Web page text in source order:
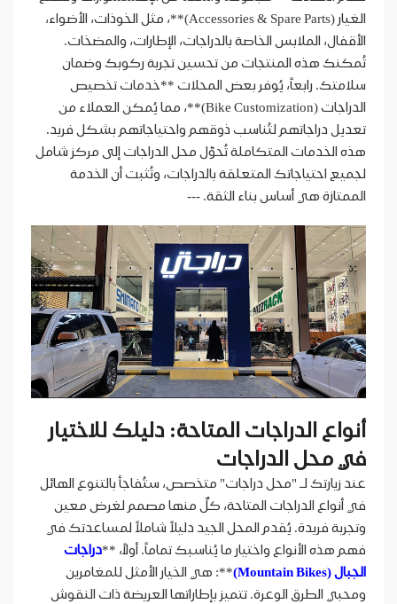
الغيار (Accessories & Spare Parts)**، مثل الخوذات، الأضواء،
الأقفال، الملابس الخاصة بالدراجات، الإطارات، والمضخات.
تُمكنك هذه المنتجات من تحسين تجربة ركوبك وضمان
سلامتك. رابعاً، يُوفر بعض المحلات **خدمات تخصيص
الدراجات (Bike Customization)**، مما يُمكن العملاء من
تعديل دراجاتهم لتُناسب ذوقهم واحتياجاتهم بشكل فريد.
هذه الخدمات المتكاملة تُحوّل محل الدراجات إلى مركز شامل
لجميع احتياجاتك المتعلقة بالدراجات، وتُثبت أن الخدمة
الممتازة هي أساس بناء الثقة. ---
أنواع الدراجات المتاحة: دليلك للاختيار
في محل الدراجات
عند زيارتك لـ "محل دراجات" متخصص، ستُفاجأ بالتنوع الهائل
في أنواع الدراجات المتاحة، كلٌ منها مصمم لغرض معين
وتجربة فريدة. يُقدم المحل الجيد دليلاً شاملاً لمساعدتك في
فهم هذه الأنواع واختيار ما يُناسبك تماماً. أولاً، **دراجات
الجبال (Mountain Bikes)
**: هي الخيار الأمثل للمغامرين
ومحبي الطرق الوعرة. تتميز بإطاراتها العريضة ذات النقوش